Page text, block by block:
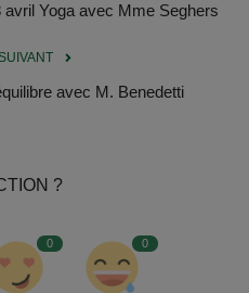
Yoga avec Mme Seghers
avec M. Benedetti
?
0 0